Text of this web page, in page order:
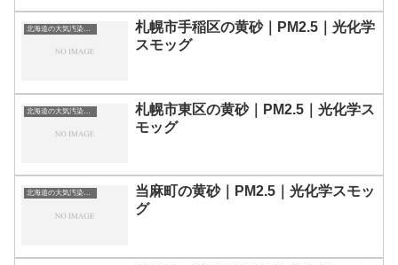
北海道の大気汚染・PM2.5・黄砂・エアロゾルの数値
札幌市手稲区の黄砂｜PM2.5｜光化学
スモッグ
北海道の大気汚染・PM2.5・黄砂・エアロゾルの数値
札幌市東区の黄砂｜PM2.5｜光化学ス
モッグ
北海道の大気汚染・PM2.5・黄砂・エアロゾルの数値
当麻町の黄砂｜PM2.5｜光化学スモッ
グ